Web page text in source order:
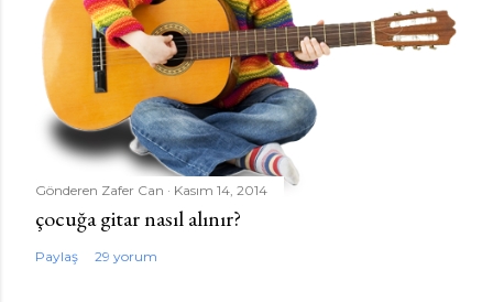
Gönderen Zafer Can Kasım 14, 2014
çocuğa gitar nasıl alınır?
Paylaş 29 yorum